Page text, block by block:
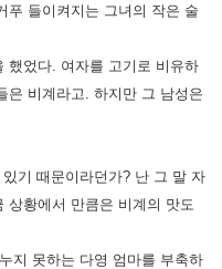
푸 들이켜지는 그녀의 작은 술
했었다. 여자를 고기로 비유하
은 비계라고. 하지만 그 남성은
기 때문이라던가? 난 그 말 자
상황에서 만큼은 비계의 맛도
지 못하는 다영 엄마를 부축하